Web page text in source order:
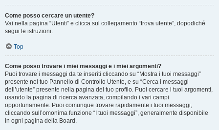
Come posso cercare un utente?
Vai nella pagina “Utenti” e clicca sul collegamento “trova utente”, dopodiché
segui le istruzioni.
Top
Come posso trovare i miei messaggi e i miei argomenti?
Puoi trovare i messaggi da te inseriti cliccando su “Mostra i tuoi messaggi”
presente nel tuo Pannello di Controllo Utente, e su “Cerca i messaggi
dell’utente” presente nella pagina del tuo profilo. Puoi cercare i tuoi argomenti,
usando la pagina di ricerca avanzata, compilando i vari campi
opportunamente. Puoi comunque trovare rapidamente i tuoi messaggi,
cliccando sull’omonima funzione “I tuoi messaggi”, generalmente disponibile
in ogni pagina della Board.